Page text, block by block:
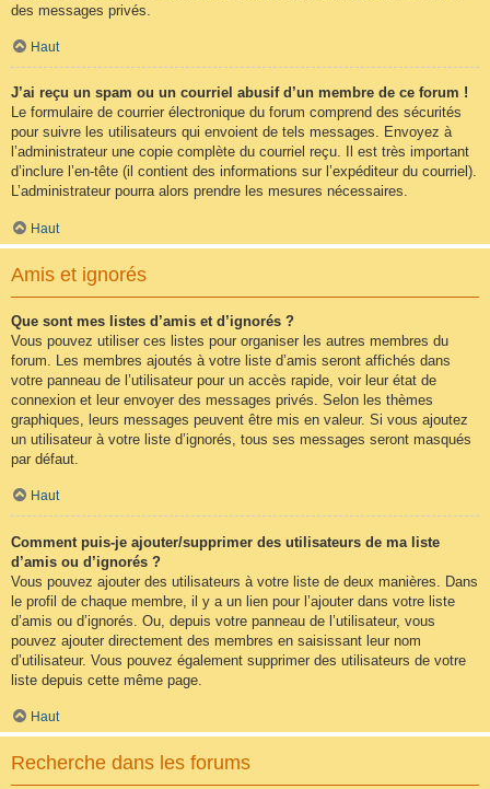
des messages privés.
Haut
J’ai reçu un spam ou un courriel abusif d’un membre de ce forum !
Le formulaire de courrier électronique du forum comprend des sécurités
pour suivre les utilisateurs qui envoient de tels messages. Envoyez à
l’administrateur une copie complète du courriel reçu. Il est très important
d’inclure l’en-tête (il contient des informations sur l’expéditeur du courriel).
L’administrateur pourra alors prendre les mesures nécessaires.
Haut
Amis et ignorés
Que sont mes listes d’amis et d’ignorés ?
Vous pouvez utiliser ces listes pour organiser les autres membres du
forum. Les membres ajoutés à votre liste d’amis seront affichés dans
votre panneau de l’utilisateur pour un accès rapide, voir leur état de
connexion et leur envoyer des messages privés. Selon les thèmes
graphiques, leurs messages peuvent être mis en valeur. Si vous ajoutez
un utilisateur à votre liste d’ignorés, tous ses messages seront masqués
par défaut.
Haut
Comment puis-je ajouter/supprimer des utilisateurs de ma liste
d’amis ou d’ignorés ?
Vous pouvez ajouter des utilisateurs à votre liste de deux manières. Dans
le profil de chaque membre, il y a un lien pour l’ajouter dans votre liste
d’amis ou d’ignorés. Ou, depuis votre panneau de l’utilisateur, vous
pouvez ajouter directement des membres en saisissant leur nom
d’utilisateur. Vous pouvez également supprimer des utilisateurs de votre
liste depuis cette même page.
Haut
Recherche dans les forums